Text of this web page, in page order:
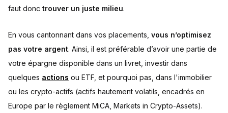
faut donc trouver un juste milieu.
En vous cantonnant dans vos placements, vous n’optimisez
pas votre argent. Ainsi, il est préférable d’avoir une partie de
votre épargne disponible dans un livret, investir dans
quelques actions ou ETF, et pourquoi pas, dans l'immobilier
ou les crypto-actifs (actifs hautement volatils, encadrés en
Europe par le règlement MiCA, Markets in Crypto-Assets).